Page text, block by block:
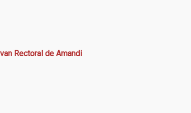
Rectoral de Amandi